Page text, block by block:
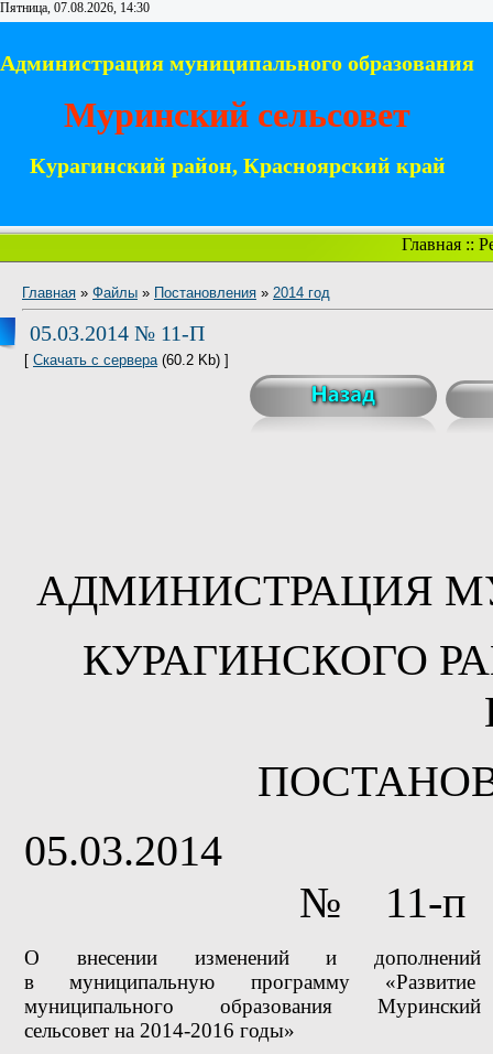
Пятница, 07.08.2026, 14:30
Администрация муниципального образования
Муринский сельсовет
Курагинский район, Красноярский край
Главная::
Главная » Файлы » Постановления » 2014 год
05.03.2014 № 11-П
[ Скачать с сервера(60.2 Kb) ]
АДМИНИСТРАЦИЯ
КУРАГИНСКОГО
№ 11-п
О внесении изменений и дополнений
в муниципальную программу «Развитие
муниципального образования Муринский
сельсовет на 2014-2016 годы»